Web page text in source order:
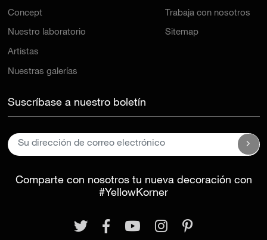
Concept
Nuestro laboratorio
Artistas
Nuestras galerías
Trabaja con nosotros
Sitemap
Suscríbase a nuestro boletín
Comparte con nosotros tu nueva decoración con
#YellowKorner